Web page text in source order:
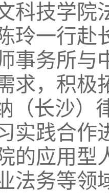
科技学
玲一行赴
事务所
求，积极
（长沙）
实践合作
的应用型
法务等领